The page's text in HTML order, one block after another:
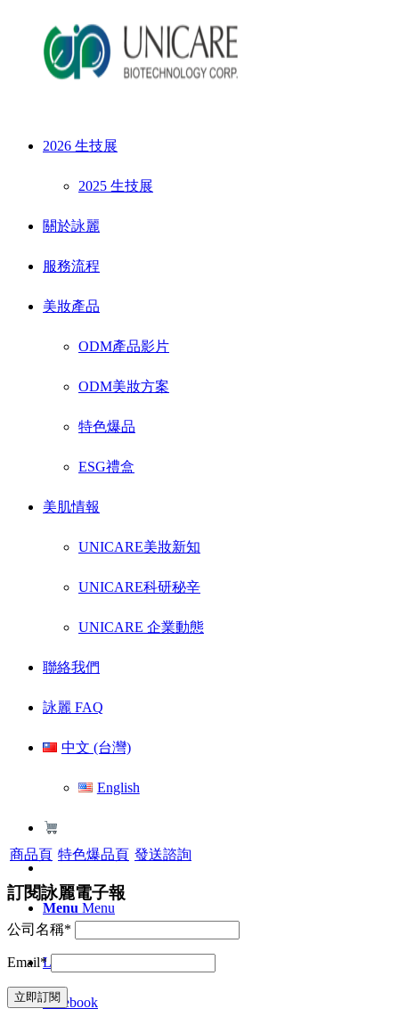
2026 生技展
2025 生技展
關於詠麗
服務流程
美妝產品
ODM產品影片
ODM美妝方案
特色爆品
ESG禮盒
美肌情報
UNICARE美妝新知
UNICARE科研秘辛
UNICARE 企業動態
聯絡我們
詠麗 FAQ
中文 (台灣)
English
Menu Menu
LinkedIn
Facebook
商品頁 特色爆品頁 發送諮詢
訂閱詠麗電子報
公司名稱*
Email*